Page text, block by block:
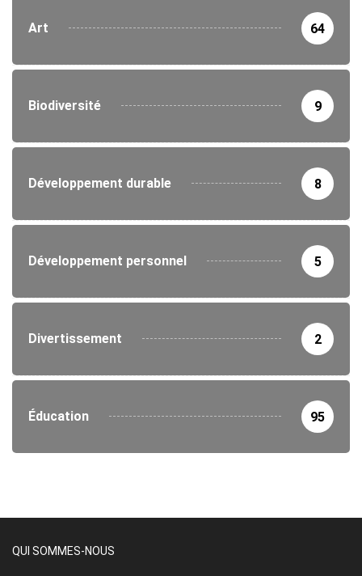
Art 64
Biodiversité 9
Développement durable 8
Développement personnel 5
Divertissement 2
Éducation 95
QUI SOMMES-NOUS